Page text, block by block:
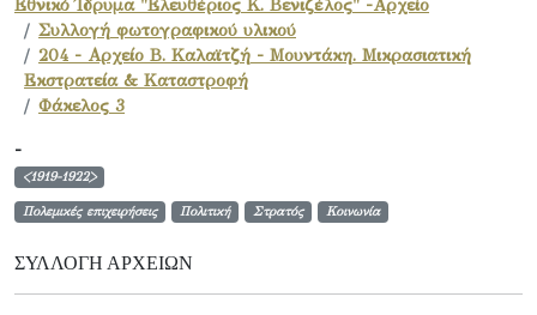
Εθνικό Ίδρυμα "Ελευθέριος Κ. Βενιζέλος" -Αρχείο
Συλλογή φωτογραφικού υλικού
204 - Αρχείο Β. Καλαϊτζή - Μουντάκη. Μικρασιατική
Εκστρατεία & Καταστροφή
Φάκελος 3
-
<1919-1922>
Πολεμικές επιχειρήσεις Πολιτική Στρατός Κοινωνία
ΣΥΛΛΟΓΉ ΑΡΧΕΊΩΝ